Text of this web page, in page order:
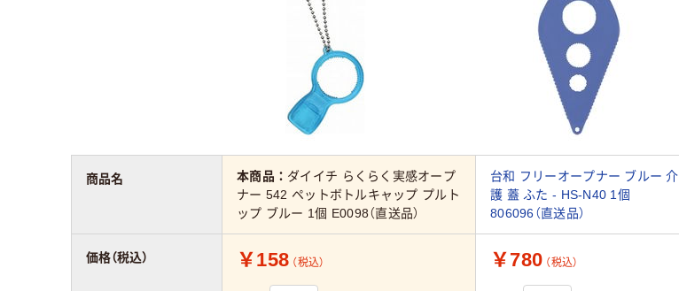
商品名 本商品： ダイイチ らくらく実感オープ
ナー 542 ペットボトルキャップ プルト
ップ ブルー 1個 E0098（直送品）
台和 フリーオープナー ブルー 介
護 蓋 ふた - HS-N40 1個
806096（直送品）
価格（税込） ￥158 （税込） ￥780 （税込）